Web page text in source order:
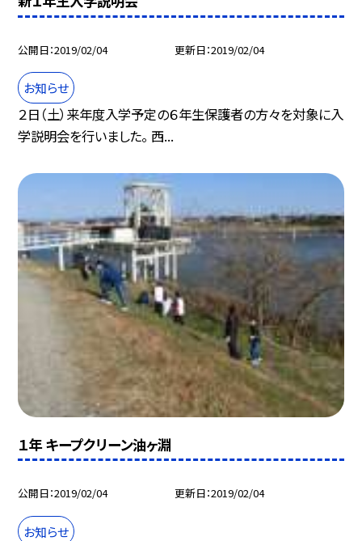
公開日 2019/02/04 更新日 2019/02/04
お知らせ
２日（土）来年度入学予定の６年生保護者の方々を対象に入
学説明会を行いました。 西...
１年 キープクリーン油ヶ淵
公開日 2019/02/04 更新日 2019/02/04
お知らせ